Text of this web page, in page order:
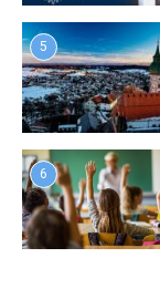
5
6